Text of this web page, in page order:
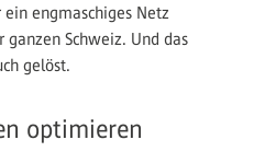
engmaschiges Netz
ganzen Schweiz. Und das
gelöst.
optimieren